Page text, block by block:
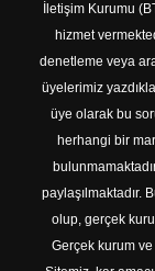
İletişim Kurumu
hizmet
denetleme veya
üyelerimiz
üye olarak bu
herhangi bir
paylaşılmaktadır.
olup, gerçek
Gerçek kurum